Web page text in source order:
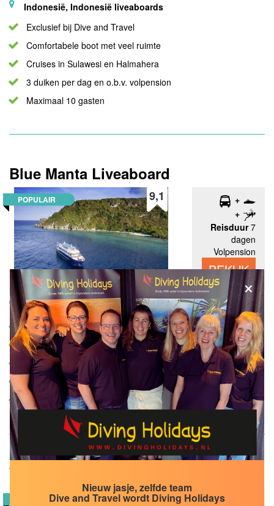
Indonesië, Indonesië liveaboards
Exclusief bij Dive and Travel
Comfortabele boot met veel ruimte
Cruises in Sulawesi en Halmahera
3 duiken per dag en o.b.v. volpension
Maximaal 10 gasten
Blue Manta Liveaboard
POPULAIR 9,1
Reisduur7
dagen
Volpension
BEKIJK
Indonesië, Indonesië liveaboards
Luxueuze boot
Ruime stalen boot
Toegewijde staf
Grote diversiteit aan routes
14 zeer ruimte hutten
White Manta Liveaboard
POPULAIR 9,0
×
Nieuw jasje, zelfde team
Dive and Travel wordt Diving Holidays